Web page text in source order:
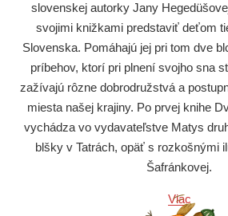
slovenskej autorky Jany
svojimi knižkami predstaviť deťom
Slovenska. Pomáhajú jej pri tom dve
príbehov, ktorí pri plnení svojho sna
zažívajú rôzne dobrodružstvá a
miesta našej krajiny. Po prvej knihe
vychádza vo vydavateľstve Matys
blšky v Tatrách, opäť s rozkošnými
Šafránkovej.
Viac